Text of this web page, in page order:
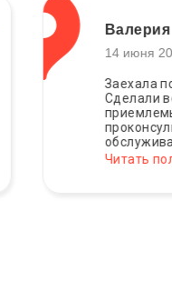
Валерия
14 июня
Заехала
Сделали
Читать